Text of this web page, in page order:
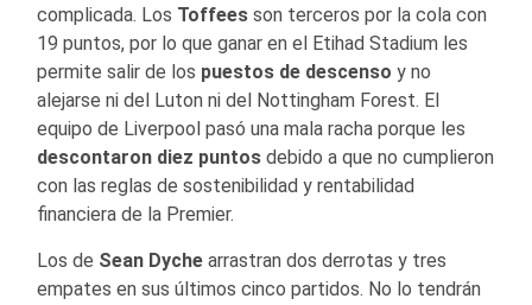
complicada. Los Toffees son terceros por la cola con
19 puntos, por lo que ganar en el Etihad Stadium les
permite salir de los puestos de descenso y no
alejarse ni del Luton ni del Nottingham Forest. El
equipo de Liverpool pasó una mala racha porque les
descontaron diez puntos debido a que no cumplieron
con las reglas de sostenibilidad y rentabilidad
financiera de la Premier.
Los de Sean Dyche arrastran dos derrotas y tres
empates en sus últimos cinco partidos. No lo tendrán